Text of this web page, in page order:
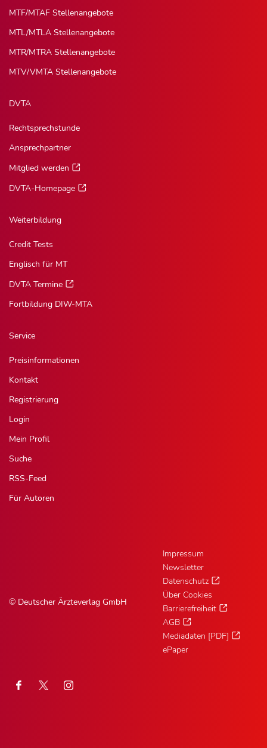
MTF/MTAF Stellenangebote
MTL/MTLA Stellenangebote
MTR/MTRA Stellenangebote
MTV/VMTA Stellenangebote
DVTA
Rechtsprechstunde
Ansprechpartner
Mitglied werden
DVTA-Homepage
Weiterbildung
Credit Tests
Englisch für MT
DVTA Termine
Fortbildung DIW-MTA
Service
Preisinformationen
Kontakt
Registrierung
Login
Mein Profil
Suche
RSS-Feed
Für Autoren
© Deutscher Ärzteverlag GmbH
Impressum
Newsletter
Datenschutz
Über Cookies
Barrierefreiheit
AGB
Mediadaten [PDF]
ePaper